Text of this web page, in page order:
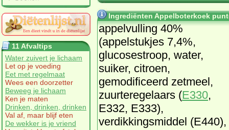
11 Afvaltips
Water zuivert je lichaam
Let op je voeding
Eet met regelmaat
Wees een doorzetter
Beweeg je lichaam
Ken je maten
Drinken, drinken, drinken
Val af, maar blijf eten
De wekker is je vriend
Ingrediënten Appelboterkoek
appelvulling 40%
(appelstukjes 7,4%,
glucosestroop, water,
suiker, citroen,
gemodificeerd zetmeel,
zuurteregelaars (E330,
E332, E333),
verdikkingsmiddel (E440),